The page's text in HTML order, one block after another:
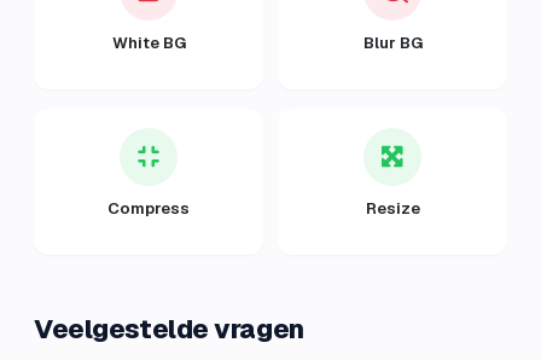
White BG Blur BG
Compress Resize
Veelgestelde vragen